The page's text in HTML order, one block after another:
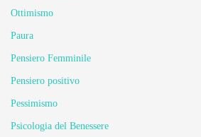
Ottimismo
Paura
Pensiero Femminile
Pensiero positivo
Pessimismo
Psicologia del Benessere